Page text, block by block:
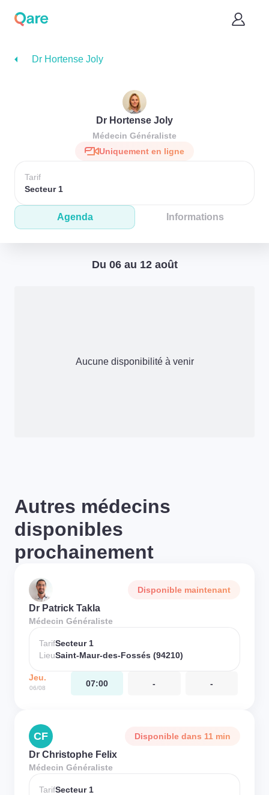
Dr Hortense Joly
Dr Hortense Joly
Médecin Généraliste
Uniquement en ligne
Tarif
Secteur 1
Agenda Informations
Du 06 au 12 août
Aucune disponibilité à venir
Autres médecins
disponibles
prochainement
Disponible maintenant
Dr Patrick Takla
Médecin Généraliste
TarifSecteur 1
LieuSaint-Maur-des-Fossés (94210)
Jeu.
06/08 07:00 - -
CF Disponible dans 11 min
Dr Christophe Felix
Médecin Généraliste
TarifSecteur 1